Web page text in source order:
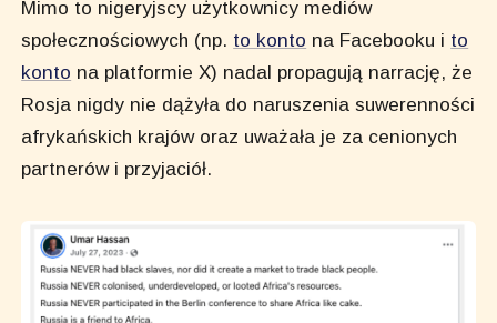
Mimo to nigeryjscy użytkownicy mediów
społecznościowych (np. to konto na Facebooku i to
konto na platformie X) nadal propagują narrację, że
Rosja nigdy nie dążyła do naruszenia suwerenności
afrykańskich krajów oraz uważała je za cenionych
partnerów i przyjaciół.